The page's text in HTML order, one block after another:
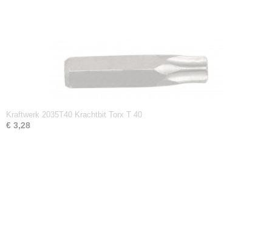
Kraftwerk 2035T40 Krachtbit Torx T 40
€ 3,28